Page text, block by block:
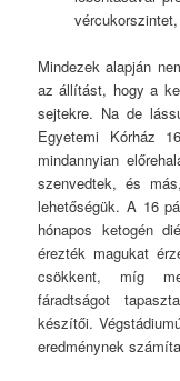
Mindezek alapján
az állítást, hogy a
sejtekre. Na de
Egyetemi Kórház
mindannyian
szenvedtek, és
lehetőségük. A 16
hónapos ketogén
érezték magukat
csökkent, míg
fáradtságot
készítői.
eredménynek